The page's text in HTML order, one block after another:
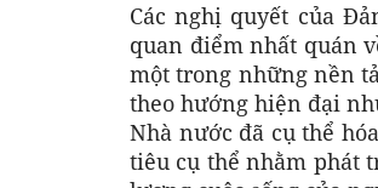
Các nghị quyết của
quan điểm nhất quán
một trong những nền
theo hướng hiện đại
Nhà nước đã cụ thể
tiêu cụ thể nhằm phát